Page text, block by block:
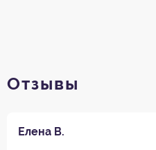
Отзывы
Елена В.